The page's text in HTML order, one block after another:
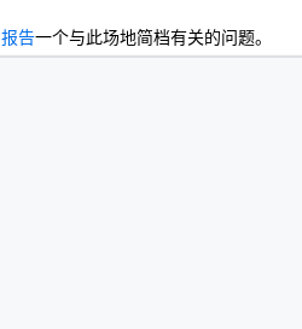
报告一个与此场地简档有关的问题。